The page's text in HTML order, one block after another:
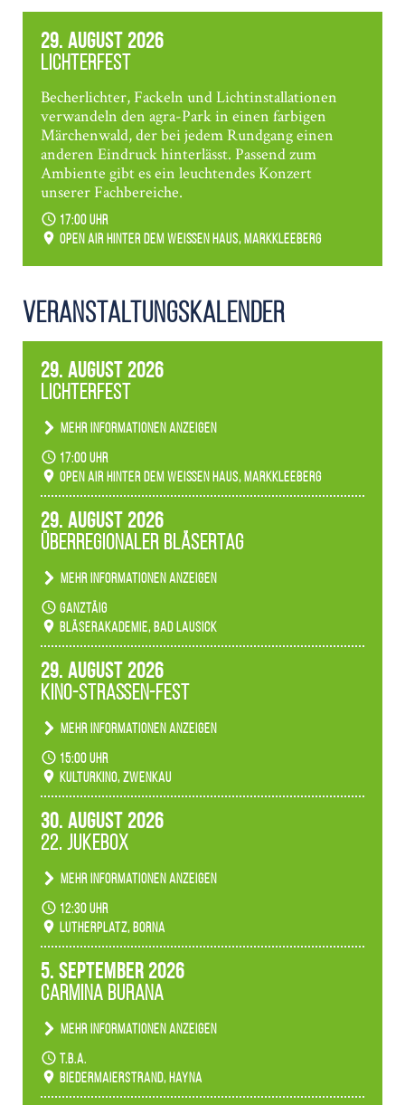
29. August 2026
Lichterfest
Becherlichter, Fackeln und Lichtinstallationen
verwandeln den agra-Park in einen farbigen
Märchenwald, der bei jedem Rundgang einen
anderen Eindruck hinterlässt. Passend zum
Ambiente gibt es ein leuchtendes Konzert
unserer Fachbereiche.
17:00 Uhr
Open Air hinter dem weißen Haus, Markkleeberg
Veranstaltungs­kalender
29. August 2026
Lichterfest
Mehr Informationen anzeigen
Becherlichter, Fackeln und Lichtinstallationen
verwandeln den agra-Park in einen farbigen
Märchenwald, der bei jedem Rundgang einen
Ambiente gibt es ein leuchtendes Konzert
unserer Fachbereiche.
17:00 Uhr
Open Air hinter dem weißen Haus, Markkleeberg
29. August 2026
Überregionaler Bläsertag
Mehr Informationen anzeigen
Teilnahme der Bläserklassen.
ganztäig
Bläserakademie, Bad Lausick
29. August 2026
Kino-Straßen-Fest
Mehr Informationen anzeigen
Konzert unserer Zwenkauer Schüler und
Schülerinnen zum Fest des Kulturkinos.
15:00 Uhr
Kulturkino, Zwenkau
30. August 2026
22. Jukebox
Mehr Informationen anzeigen
Anlässlicher der 775-Jahrfeier der Stadt Borna
spielen wir noch einmal unser aktuelles
Jukeboxprogramm zum Stadtfest.
12:30 Uhr
Lutherplatz, Borna
5. September 2026
Carmina Burana
Mehr Informationen anzeigen
Tanztheater der Quertänzer Borna.
t.b.a.
Biedermaierstrand, Hayna